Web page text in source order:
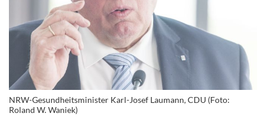
NRW-Gesundheitsminister Karl-Josef Laumann, CDU (Foto:
Roland W. Waniek)